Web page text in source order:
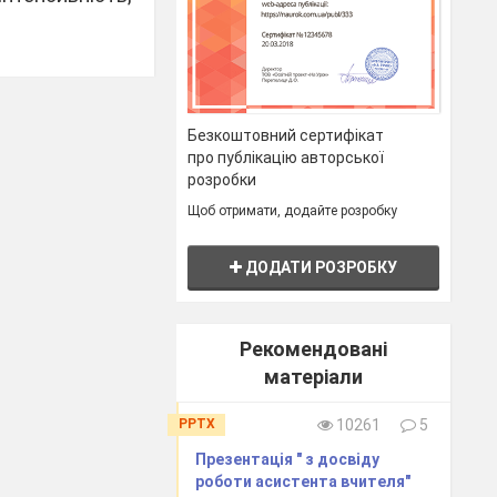
Безкоштовний сертифікат
про публікацію авторської
розробки
Щоб отримати, додайте розробку
ДОДАТИ РОЗРОБКУ
Рекомендовані
матеріали
PPTX 10261
5
Презентація " з досвіду
роботи асистента вчителя"